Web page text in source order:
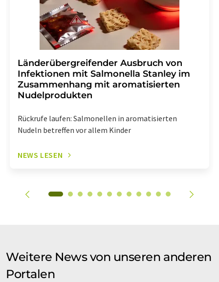
Länderübergreifender Ausbruch von
Infektionen mit Salmonella Stanley im
Zusammenhang mit aromatisierten
Nudelprodukten
Rückrufe laufen: Salmonellen in aromatisierten
Nudeln betreffen vor allem Kinder
NEWS LESEN
Weitere News von unseren anderen
Portalen